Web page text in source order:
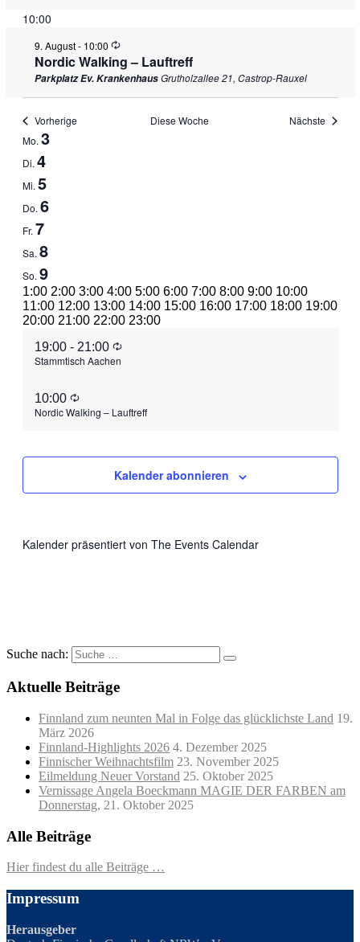
10:00
9. August - 10:00 Wiederholung
Nordic Walking – Lauftreff
Parkplatz Ev. KrankenhausGrutholzallee 21, Castrop-Rauxel
Vorherige Diese Woche Nächste
Woche
von
Veranstaltungen
Mo.3
Di.4
Mi.5
Do.6
Fr.7
Sa.8
So.9
0:00
1:00 2:00 3:00 4:00 5:00 6:00 7:00 8:00 9:00 10:00
11:00 12:00 13:00 14:00 15:00 16:00 17:00 18:00 19:00
20:00 21:00 22:00 23:000:00
August
2026
events
on
day.
August
2026
events
on
day.
August
2026
events
on
day.
August
2026
events
on
day.
August
2026
August
7,
19:00 - 21:00
Wiederholung
Stammtisch Aachen
August
events
on
August
August
9,
10:00
Wiederholung
Nordic Walking – Lauftreff
Kalender abonnieren
Kalender präsentiert von The Events Calendar
Suche nach:
Aktuelle Beiträge
Finnland zum neunten Mal in Folge das glücklichste Land 19.
März 2026
Finnland-Highlights 2026 4. Dezember 2025
Finnischer Weihnachtsfilm 23. November 2025
Eilmeldung Neuer Vorstand 25. Oktober 2025
Vernissage Angela Boeckmann MAGIE DER FARBEN am
Donnerstag, 21. Oktober 2025
Alle Beiträge
Hier findest du alle Beiträge …
Impressum
Herausgeber